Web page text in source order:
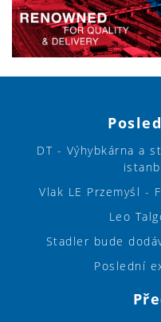
DT - Výhybkárna a
Vlak LE Przemyśl -
Leo
Stadler bude
Poslední